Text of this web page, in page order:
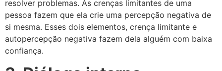
resolver problemas. As crenças limitantes de uma
pessoa fazem que ela crie uma percepção negativa de
si mesma. Esses dois elementos, crença limitante e
autopercepção negativa fazem dela alguém com baixa
confiança.